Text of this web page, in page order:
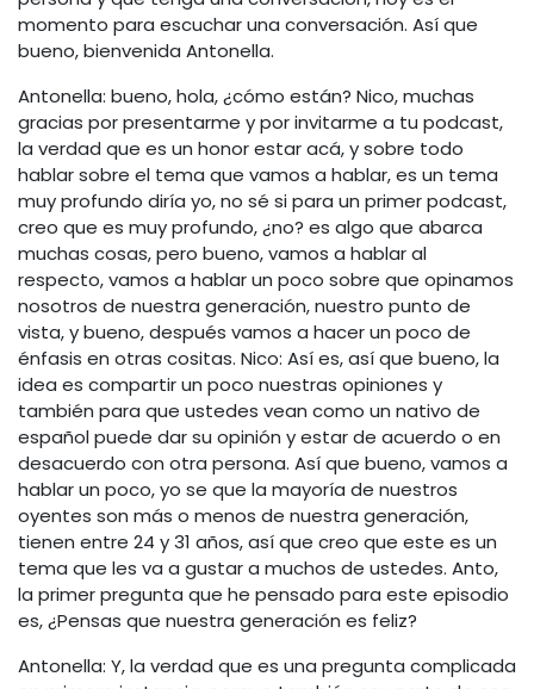
momento para escuchar una conversación. Así que
bueno, bienvenida Antonella.
Antonella: bueno, hola, ¿cómo están? Nico, muchas
gracias por presentarme y por invitarme a tu podcast,
la verdad que es un honor estar acá, y sobre todo
hablar sobre el tema que vamos a hablar, es un tema
muy profundo diría yo, no sé si para un primer podcast,
creo que es muy profundo, ¿no? es algo que abarca
muchas cosas, pero bueno, vamos a hablar al
respecto, vamos a hablar un poco sobre que opinamos
nosotros de nuestra generación, nuestro punto de
vista, y bueno, después vamos a hacer un poco de
énfasis en otras cositas. Nico: Así es, así que bueno, la
idea es compartir un poco nuestras opiniones y
también para que ustedes vean como un nativo de
español puede dar su opinión y estar de acuerdo o en
desacuerdo con otra persona. Así que bueno, vamos a
hablar un poco, yo se que la mayoría de nuestros
oyentes son más o menos de nuestra generación,
tienen entre 24 y 31 años, así que creo que este es un
tema que les va a gustar a muchos de ustedes. Anto,
la primer pregunta que he pensado para este episodio
es, ¿Pensas que nuestra generación es feliz?
Antonella: Y, la verdad que es una pregunta complicada